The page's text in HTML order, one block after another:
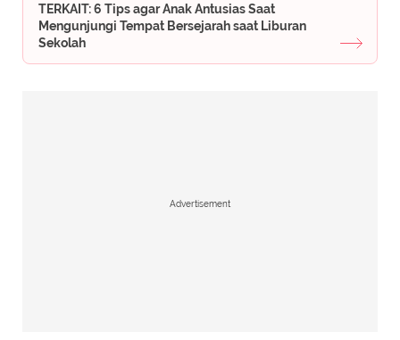
TERKAIT: 6 Tips agar Anak Antusias Saat
Mengunjungi Tempat Bersejarah saat Liburan
Sekolah
Advertisement